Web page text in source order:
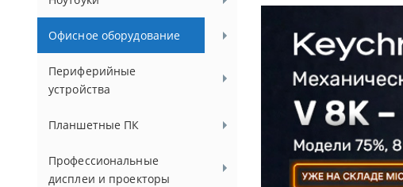
Офисное оборудование
Периферийные
устройства
Планшетные ПК
Профессиональные
дисплеи и проекторы